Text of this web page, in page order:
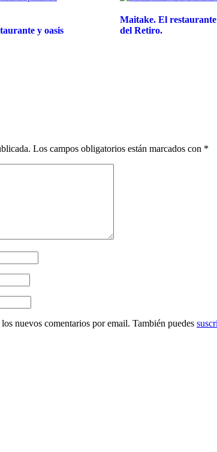
y oasis
Maitake. El
del Retiro.
Los campos obligatorios están marcados con *
nuevos comentarios por email. También puedes